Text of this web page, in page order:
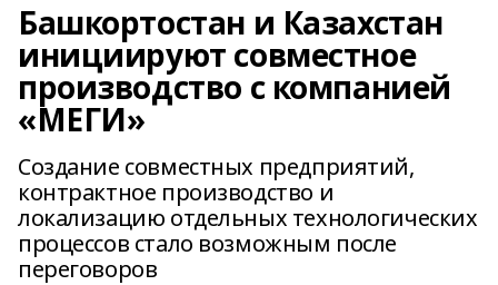
Башкортостан и Казахстан
инициируют совместное
производство с компанией
«МЕГИ»
Создание совместных предприятий,
контрактное производство и
локализацию отдельных технологических
процессов стало возможным после
переговоров